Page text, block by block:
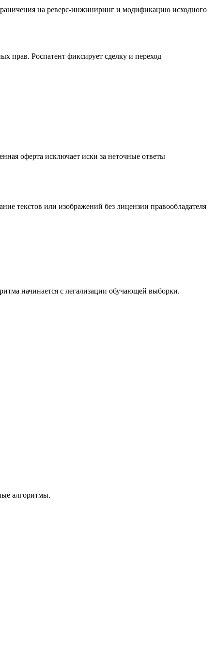
на реверс-инжиниринг и модификацию исходного
прав. Роспатент фиксирует сделку и переход
оферта исключает иски за неточные ответы
текстов или изображений без лицензии правообладателя
начинается с легализации обучающей выборки.
алгоритмы.